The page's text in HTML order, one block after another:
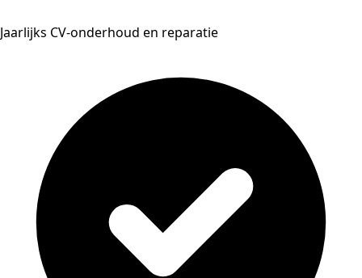
Jaarlijks CV-onderhoud en reparatie